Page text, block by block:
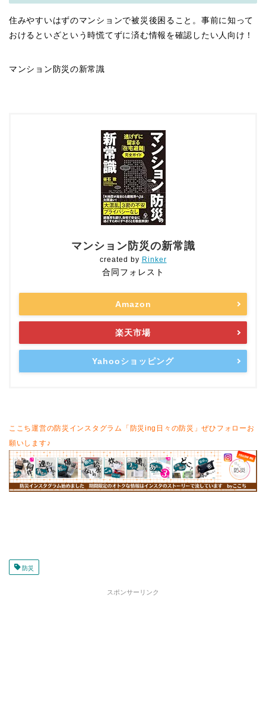
住みやすいはずのマンションで被災後困ること。事前に知って
おけるといざという時慌てずに済む情報を確認したい人向け！
マンション防災の新常識
マンション防災の新常識
created by Rinker
合同フォレスト
Amazon
楽天市場
Yahooショッピング
ここち運営の防災インスタグラム「防災ing日々の防災」ぜひフォローお
願いします♪
防災
スポンサーリンク